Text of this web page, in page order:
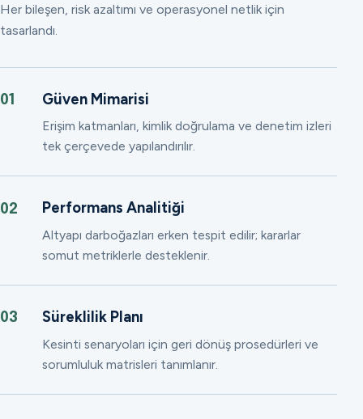
Her bileşen, risk azaltımı ve operasyonel netlik için
tasarlandı.
01 Güven Mimarisi
Erişim katmanları, kimlik doğrulama ve denetim izleri
tek çerçevede yapılandırılır.
02 Performans Analitiği
Altyapı darboğazları erken tespit edilir; kararlar
somut metriklerle desteklenir.
03 Süreklilik Planı
Kesinti senaryoları için geri dönüş prosedürleri ve
sorumluluk matrisleri tanımlanır.